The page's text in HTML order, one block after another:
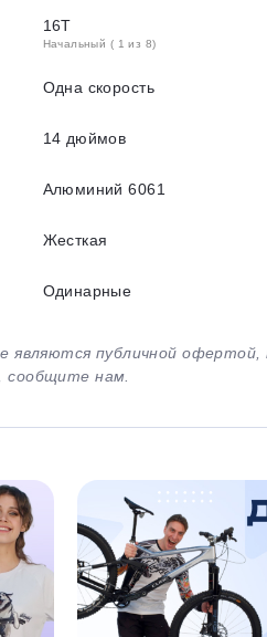
16T
Начальный ( 1 из 8)
Одна скорость
14 дюймов
Алюминий 6061
Жесткая
Одинарные
являются публичной
сообщите нам.